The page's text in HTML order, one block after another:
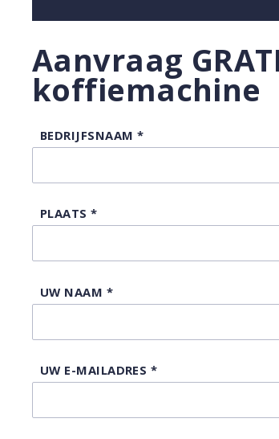
Aanvraag
koffiemachine
BEDRIJFSNAAM *
PLAATS*
UW NAAM *
UW E-MAILADRES *